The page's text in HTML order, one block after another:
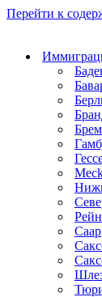
Перейти к
Саар